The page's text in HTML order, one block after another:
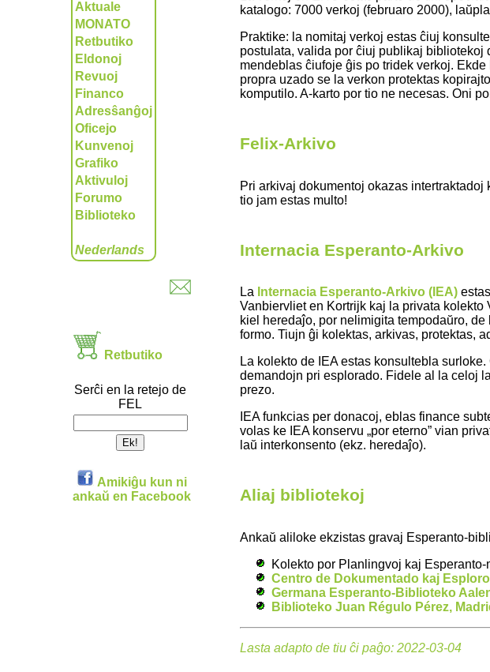
Aktuale
MONATO
Retbutiko
Eldonoj
Revuoj
Financo
Adresŝanĝoj
Oficejo
Kunvenoj
Grafiko
Aktivuloj
Forumo
Biblioteko
Nederlands
Retbutiko
Serĉi en la retejo de
FEL
Amikiĝu kun ni
ankaŭ en Facebook
katalogo: 7000 verkoj (februaro 2000),
Praktike: la nomitaj verkoj estas ĉiuj
postulata, valida por ĉiuj publikaj bibliotekoj
mendeblas ĉiufoje ĝis po tridek verkoj.
propra uzado se la verkon protektas
komputilo. A-karto por tio ne necesas. Oni
Felix-Arkivo
Pri arkivaj dokumentoj okazas intertraktadoj
tio jam estas multo!
Internacia Esperanto-Arkivo
La Internacia Esperanto-Arkivo (IEA)
Vanbiervliet en Kortrijk kaj la privata
kiel heredaĵo, por nelimigita tempodaŭro,
formo. Tiujn ĝi kolektas, arkivas, protektas,
La kolekto de IEA estas konsultebla
demandojn pri esplorado. Fidele al la celoj
prezo.
IEA funkcias per donacoj, eblas finance
volas ke IEA konservu „por eterno” vian
laŭ interkonsento (ekz. heredaĵo).
Aliaj bibliotekoj
Ankaŭ aliloke ekzistas gravaj Esperanto-
Kolekto por Planlingvoj kaj
Centro de Dokumentado kaj
Germana Esperanto-Biblioteko
Biblioteko Juan Régulo Pérez,
Lasta adapto de tiu ĉi paĝo: 2022-03-04